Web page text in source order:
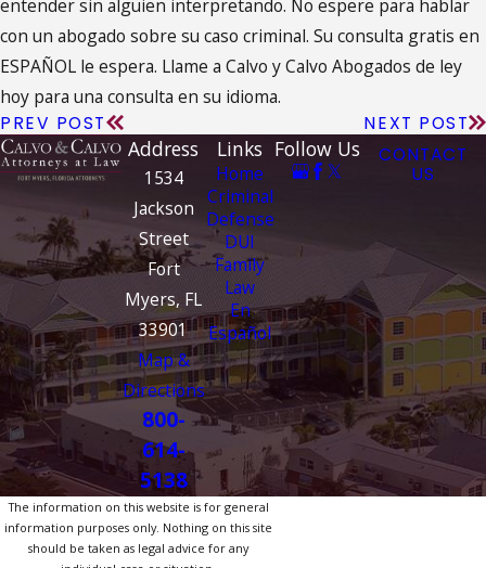
entender sin alguien interpretando. No espere para hablar
con un abogado sobre su caso criminal. Su consulta gratis en
ESPAÑOL le espera. Llame a Calvo y Calvo Abogados de ley
hoy para una consulta en su idioma.
PREV POST NEXT POST
Address
1534
Jackson
Street
Fort
Myers, FL
33901
Map &
Directions
800-
614-
5138
Links
Home
Criminal
Defense
DUI
Family
Law
En
Español
Follow Us
CONTACT
US
The information on this website is for general
information purposes only. Nothing on this site
should be taken as legal advice for any